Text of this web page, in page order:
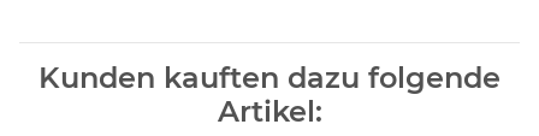
Kunden kauften dazu folgende
Artikel: